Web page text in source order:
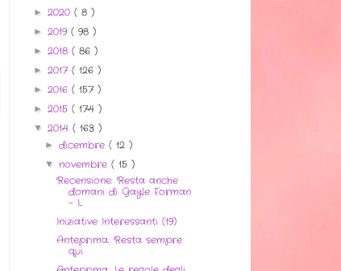
► 2020 ( 8 )
► 2019 ( 98 )
► 2018 ( 86 )
► 2017 ( 126 )
► 2016 ( 157 )
► 2015 ( 174 )
▼ 2014 ( 163 )
► dicembre ( 12 )
▼ novembre ( 15 )
Recensione: Resta anche
domani di Gayle Forman
- I...
Iniziative Interessanti (19)
Anteprima: Resta sempre
qui